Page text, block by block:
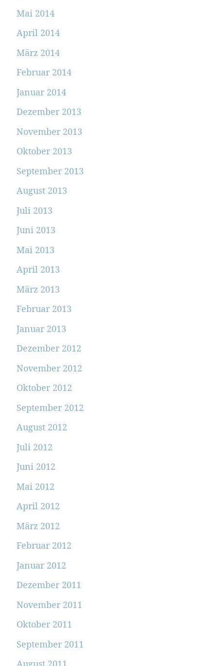
Mai 2014
April 2014
März 2014
Februar 2014
Januar 2014
Dezember 2013
November 2013
Oktober 2013
September 2013
August 2013
Juli 2013
Juni 2013
Mai 2013
April 2013
März 2013
Februar 2013
Januar 2013
Dezember 2012
November 2012
Oktober 2012
September 2012
August 2012
Juli 2012
Juni 2012
Mai 2012
April 2012
März 2012
Februar 2012
Januar 2012
Dezember 2011
November 2011
Oktober 2011
September 2011